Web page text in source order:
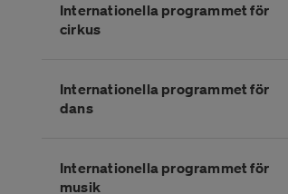
Internationella programmet för
cirkus
Internationella programmet för
dans
Internationella programmet för
musik